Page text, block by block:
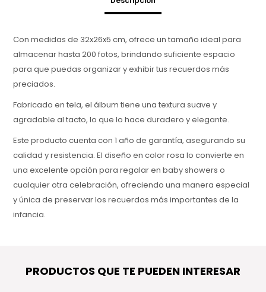
Con medidas de 32x26x5 cm, ofrece un tamaño ideal para
almacenar hasta 200 fotos, brindando suficiente espacio
para que puedas organizar y exhibir tus recuerdos más
preciados.
Fabricado en tela, el álbum tiene una textura suave y
agradable al tacto, lo que lo hace duradero y elegante.
Este producto cuenta con 1 año de garantía, asegurando su
calidad y resistencia. El diseño en color rosa lo convierte en
una excelente opción para regalar en baby showers o
cualquier otra celebración, ofreciendo una manera especial
y única de preservar los recuerdos más importantes de la
infancia.
PRODUCTOS QUE TE PUEDEN INTERESAR